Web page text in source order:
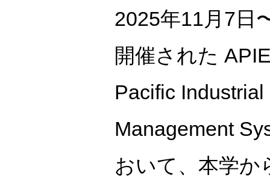
2025年11月7日
開催された
Pacific
Management
おいて、本学か